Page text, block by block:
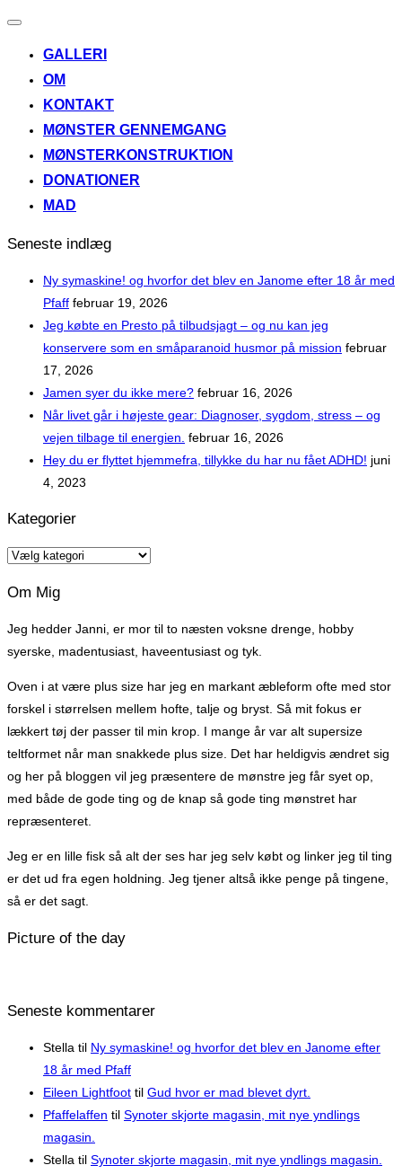
Slå
til/fra
GALLERI
OM
KONTAKT
MØNSTER GENNEMGANG
MØNSTERKONSTRUKTION
DONATIONER
MAD
Seneste indlæg
Ny symaskine! og hvorfor det blev en Janome efter 18 år med
Pfaff februar 19, 2026
Jeg købte en Presto på tilbudsjagt – og nu kan jeg
konservere som en småparanoid husmor på mission februar
17, 2026
Jamen syer du ikke mere? februar 16, 2026
Når livet går i højeste gear: Diagnoser, sygdom, stress – og
vejen tilbage til energien. februar 16, 2026
Hey du er flyttet hjemmefra, tillykke du har nu fået ADHD! juni
4, 2023
Kategorier
Kategorier
Om Mig
Jeg hedder Janni, er mor til to næsten voksne drenge, hobby
syerske, madentusiast, haveentusiast og tyk.
Oven i at være plus size har jeg en markant æbleform ofte med stor
forskel i størrelsen mellem hofte, talje og bryst. Så mit fokus er
lækkert tøj der passer til min krop. I mange år var alt supersize
teltformet når man snakkede plus size. Det har heldigvis ændret sig
og her på bloggen vil jeg præsentere de mønstre jeg får syet op,
med både de gode ting og de knap så gode ting mønstret har
repræsenteret.
Jeg er en lille fisk så alt der ses har jeg selv købt og linker jeg til ting
er det ud fra egen holdning. Jeg tjener altså ikke penge på tingene,
så er det sagt.
Picture of the day
Seneste kommentarer
Stella til Ny symaskine! og hvorfor det blev en Janome efter
18 år med Pfaff
Eileen Lightfoot til Gud hvor er mad blevet dyrt.
Pfaffelaffen til Synoter skjorte magasin, mit nye yndlings
magasin.
Stella til Synoter skjorte magasin, mit nye yndlings magasin.